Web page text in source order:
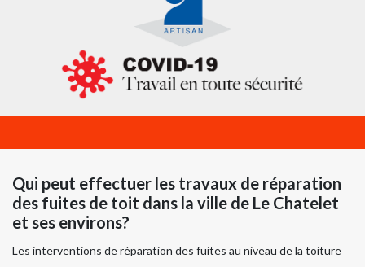
Qui peut effectuer les travaux de réparation
des fuites de toit dans la ville de Le Chatelet
et ses environs?
Les interventions de réparation des fuites au niveau de la toiture